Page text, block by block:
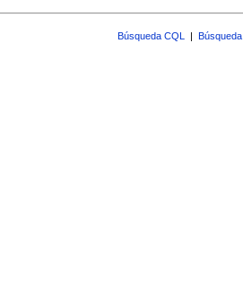
Búsqueda CQL |